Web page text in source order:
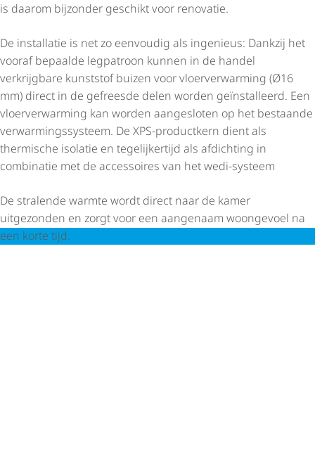
is daarom bijzonder geschikt voor renovatie.
De installatie is net zo eenvoudig als ingenieus: Dankzij het
vooraf bepaalde legpatroon kunnen in de handel
verkrijgbare kunststof buizen voor vloer­ver­war­ming (Ø16
mm) direct in de gefreesde delen worden geïnstalleerd. Een
vloer­ver­war­ming kan worden aangesloten op het bestaande
verwar­mings­sys­teem. De XPS-productkern dient als
thermische isolatie en tegelijkertijd als afdichting in
combinatie met de accessoires van het wedi-systeem
De stralende warmte wordt direct naar de kamer
uitgezonden en zorgt voor een aangenaam woongevoel na
een korte tijd.